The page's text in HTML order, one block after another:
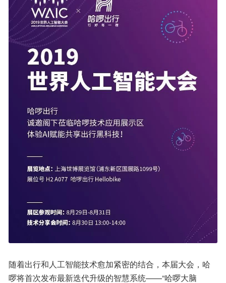
随着出行和人工智能技术愈加紧密的结合，本届大会，哈
啰将首次发布最新迭代升级的智慧系统——“哈啰大脑